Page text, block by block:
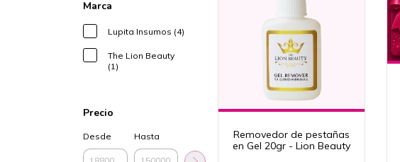
Marca
Lupita Insumos (4)
The Lion Beauty
(1)
Precio
Desde Hasta
Removedor de pestañas
en Gel 20gr - Lion Beauty